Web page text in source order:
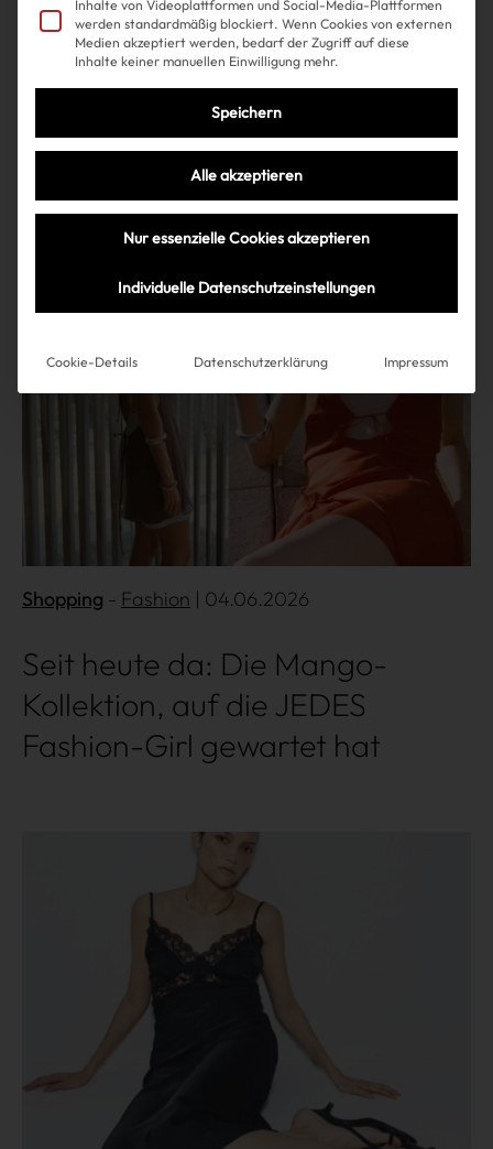
Der neue Oura-Ring ist so
schmal, dass ihn jetzt wirklich
alle wollen
Shopping Fashion | 04.06.2026
Seit heute da: Die Mango-
Kollektion, auf die JEDES
Fashion-Girl gewartet hat
Inhalte von Videoplattformen und Social-Media-Plattformen
werden standardmäßig blockiert. Wenn Cookies von externen
Medien akzeptiert werden, bedarf der Zugriff auf diese
Inhalte keiner manuellen Einwilligung mehr.
Speichern
Alle akzeptieren
Nur essenzielle Cookies akzeptieren
Individuelle Datenschutzeinstellungen
Cookie-Details Datenschutzerklärung Impressum